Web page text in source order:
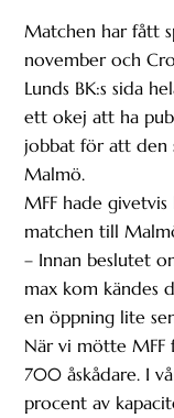
Matchen har fått
november och
Lunds BK:s sida
ett okej att ha
jobbat för att den
Malmö.
MFF hade
matchen till
– Innan beslutet
max kom kändes
en öppning lite
När vi mötte MFF
700 åskådare. I
procent av